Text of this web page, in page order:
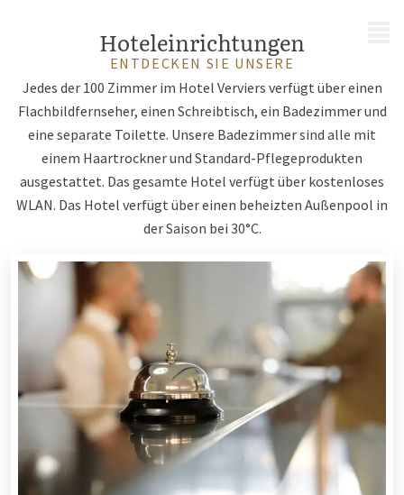
Hoteleinrichtungen
ENTDECKEN SIE UNSERE
Jedes der 100 Zimmer im Hotel Verviers verfügt über einen
Flachbildfernseher, einen Schreibtisch, ein Badezimmer und
eine separate Toilette. Unsere Badezimmer sind alle mit
einem Haartrockner und Standard-Pflegeprodukten
ausgestattet. Das gesamte Hotel verfügt über kostenloses
WLAN. Das Hotel verfügt über einen beheizten Außenpool in
der Saison bei 30°C.